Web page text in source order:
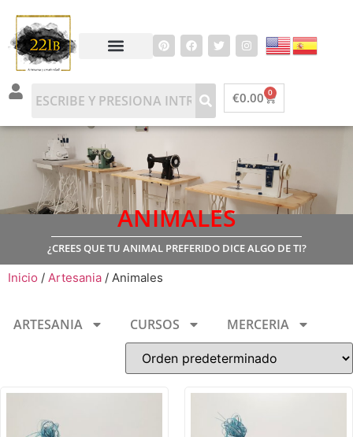
€0.00 0
ANIMALES
¿CREES QUE TU ANIMAL PREFERIDO DICE ALGO DE TI?
Inicio / Artesania / Animales
ARTESANIA CURSOS MERCERIA